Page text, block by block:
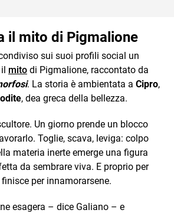
il mito di Pigmalione
sui suoi profili social un
mito di Pigmalione, raccontato da
. La storia è ambientata a Cipro,
, dea greca della bellezza.
Un giorno prende un blocco
Toglie, scava, leviga: colpo
materia inerte emerge una figura
da sembrare viva. E proprio per
per innamorarsene.
esagera – dice Galiano – e